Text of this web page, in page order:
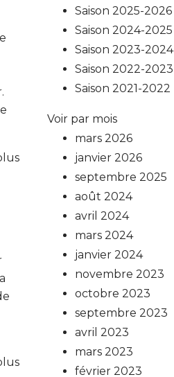
Saison 2025-2026
Saison 2024-2025
Saison 2023-2024
Saison 2022-2023
Saison 2021-2022
Voir par mois
mars 2026
janvier 2026
septembre 2025
août 2024
avril 2024
mars 2024
janvier 2024
novembre 2023
octobre 2023
septembre 2023
avril 2023
mars 2023
février 2023